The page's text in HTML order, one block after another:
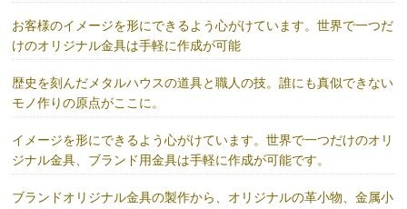
お客様のイメージを形にできるよう心がけています。世界で一つだ
けのオリジナル金具は手軽に作成が可能
歴史を刻んだメタルハウスの道具と職人の技。誰にも真似できない
モノ作りの原点がここに。
イメージを形にできるよう心がけています。世界で一つだけのオリ
ジナル金具、ブランド用金具は手軽に作成が可能です。
ブランドオリジナル金具の製作から、オリジナルの革小物、金属小